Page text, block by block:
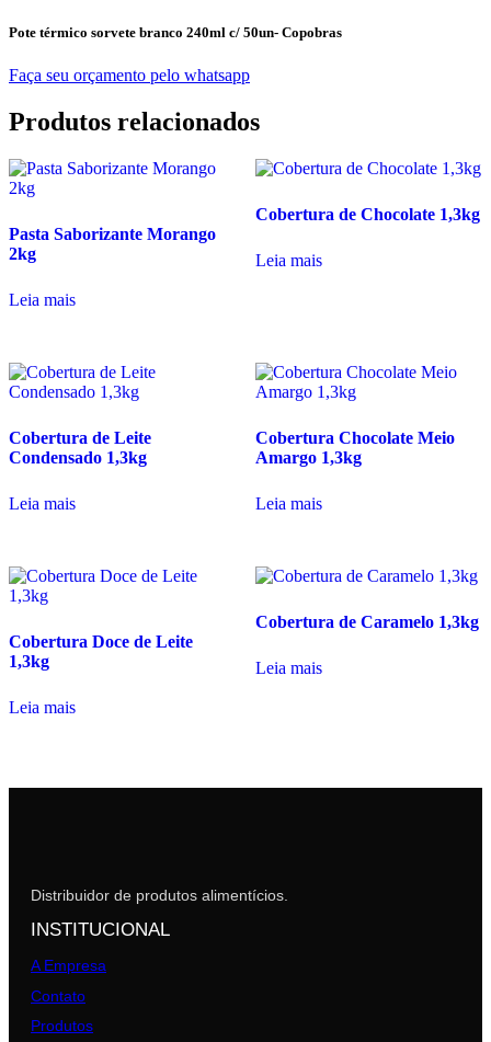
Pote térmico sorvete branco 240ml c/ 50un- Copobras
Faça seu orçamento pelo whatsapp
Produtos relacionados
Pasta Saborizante Morango
2kg
Leia mais
Cobertura de Chocolate 1,3kg
Leia mais
Cobertura de Leite
Condensado 1,3kg
Leia mais
Cobertura Chocolate Meio
Amargo 1,3kg
Leia mais
Cobertura Doce de Leite
1,3kg
Leia mais
Cobertura de Caramelo 1,3kg
Leia mais
Distribuidor de produtos alimentícios.
INSTITUCIONAL
A Empresa
Contato
Produtos